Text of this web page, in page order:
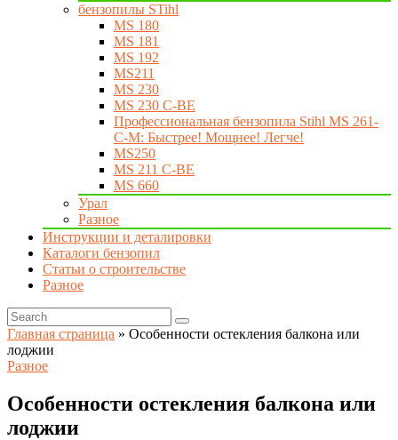
бензопилы STihl
MS 180
MS 181
MS 192
MS211
MS 230
MS 230 C-BE
Профессиональная бензопила Stihl MS 261-
C-M: Быстрее! Мощнее! Легче!
MS250
MS 211 C-BE
MS 660
Урал
Разное
Инструкции и деталировки
Каталоги бензопил
Статьи о строительстве
Разное
Главная страница » Особенности остекления балкона или
лоджии
Разное
Особенности остекления балкона или
лоджии